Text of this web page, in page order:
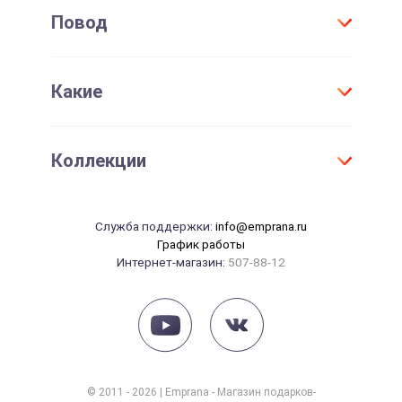
Договор присоединения
Активировать сертификат
Мужчине
Для детей
Парню
Повод
Юбилей
Свадьба
14 февраля
Рождение ребенка
Какие
Необычные
Сувениры
Коллекции
Фотосессия
Служба поддержки: info@emprana.ru
График работы
Интернет-магазин: 507-88-12
© 2011 - 2026 | Emprana - Магазин подарков-